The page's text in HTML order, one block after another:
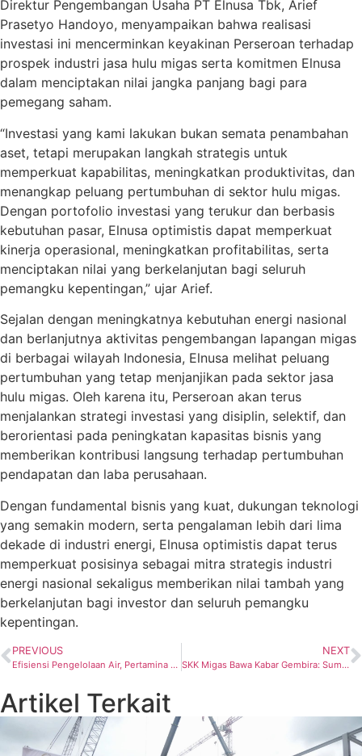
Direktur Pengembangan Usaha PT Elnusa Tbk, Arief
Prasetyo Handoyo, menyampaikan bahwa realisasi
investasi ini mencerminkan keyakinan Perseroan terhadap
prospek industri jasa hulu migas serta komitmen Elnusa
dalam menciptakan nilai jangka panjang bagi para
pemegang saham.
“Investasi yang kami lakukan bukan semata penambahan
aset, tetapi merupakan langkah strategis untuk
memperkuat kapabilitas, meningkatkan produktivitas, dan
menangkap peluang pertumbuhan di sektor hulu migas.
Dengan portofolio investasi yang terukur dan berbasis
kebutuhan pasar, Elnusa optimistis dapat memperkuat
kinerja operasional, meningkatkan profitabilitas, serta
menciptakan nilai yang berkelanjutan bagi seluruh
pemangku kepentingan,” ujar Arief.
Sejalan dengan meningkatnya kebutuhan energi nasional
dan berlanjutnya aktivitas pengembangan lapangan migas
di berbagai wilayah Indonesia, Elnusa melihat peluang
pertumbuhan yang tetap menjanjikan pada sektor jasa
hulu migas. Oleh karena itu, Perseroan akan terus
menjalankan strategi investasi yang disiplin, selektif, dan
berorientasi pada peningkatan kapasitas bisnis yang
memberikan kontribusi langsung terhadap pertumbuhan
pendapatan dan laba perusahaan.
Dengan fundamental bisnis yang kuat, dukungan teknologi
yang semakin modern, serta pengalaman lebih dari lima
dekade di industri energi, Elnusa optimistis dapat terus
memperkuat posisinya sebagai mitra strategis industri
energi nasional sekaligus memberikan nilai tambah yang
berkelanjutan bagi investor dan seluruh pemangku
kepentingan.
PREVIOUS
Efisiensi Pengelolaan Air, Pertamina Trans Kontinental Raih Top 10 Jakarta Water Heroes 2026
NEXT
SKK Migas Bawa Kabar Gembira: Sumur Baru ONWJ Langsung Lampaui Target Produksi
Artikel Terkait